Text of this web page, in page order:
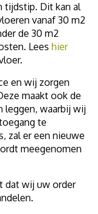
tijdstip. Dit kan al
vanaf 30 m2
de 30 m2
Lees hier
en wij zorgen
maakt ook de
leggen, waarbij wij
te
zal er een nieuwe
meegenomen
dat wij uw order